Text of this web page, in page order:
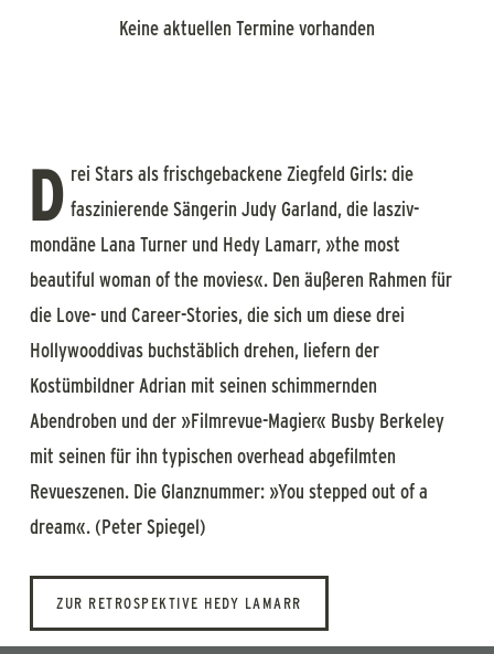
Keine aktuellen Termine vorhanden
D rei Stars als frischgebackene Ziegfeld Girls: die
faszinierende Sängerin Judy Garland, die lasziv-
mondäne Lana Turner und Hedy Lamarr, »the most
beautiful woman of the movies«. Den äußeren Rahmen für
die Love- und Career-Stories, die sich um diese drei
Hollywooddivas buchstäblich drehen, liefern der
Kostümbildner Adrian mit seinen schimmernden
Abendroben und der »Filmrevue-Magier« Busby Berkeley
mit seinen für ihn typischen overhead abgefilmten
Revueszenen. Die Glanznummer: »You stepped out of a
dream«. (Peter Spiegel)
ZUR RETROSPEKTIVE HEDY LAMARR